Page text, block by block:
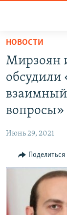
Перейти
основному
содержанию
Перейти
основной
Перейти
поиску
НОВОСТИ
ПОЛИТИКА
РЕГИОН
НАГОРНЫЙ
КУЛЬТУРА
СПОРТ
АРХИВ
НОВОСТИ
Мирзоян
обсудили
взаимный
вопросы»
Июнь 29, 2021
Поделиться